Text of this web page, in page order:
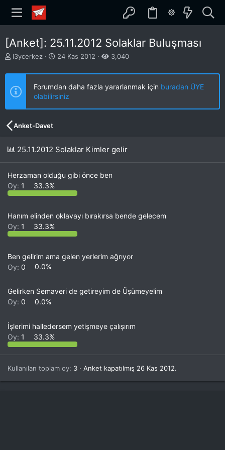
[Anket]: 25.11.2012 Solaklar Buluşması
K
n
u
u
b
a
l
t
a
l3ycerkez
B
ş
l
a
n
g
a
r
i
h
24 Kas 2012 3,040
Forumdan daha fazla yararlanmak için buradan ÜYE
olabilirsiniz
Anket-Davet
25.11.2012 Solaklar Kimler gelir
Herzaman olduğu gibi önce ben
Oy: 1 33.3%
Hanım elinden oklavayı bırakırsa bende gelecem
Oy: 1 33.3%
Ben gelirim ama gelen yerlerim ağrıyor
Oy: 0 0.0%
Gelirken Semaveri de getireyim de Üşümeyelim
Oy: 0 0.0%
İşlerimi halledersem yetişmeye çalışırım
Oy: 1 33.3%
Kullanılan toplam oy 3 Anket kapatılmış 26 Kas 2012.